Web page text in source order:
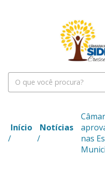
Início
/
Notícias
/
nas